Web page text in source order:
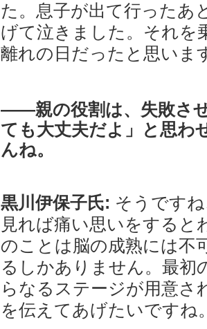
た。息子が出て行ったあ
げて泣きました。それを
離れの日だったと思いま
――親の役割は、失敗さ
ても大丈夫だよ」と思わ
んね。
黒川伊保子氏: そうです
見れば痛い思いをすると
のことは脳の成熟には不
るしかありません。最初
らなるステージが用意さ
を伝えてあげたいですね